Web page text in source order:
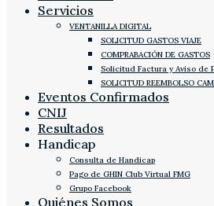
Servicios
VENTANILLA DIGITAL
SOLICITUD GASTOS VIAJE
COMPRABACIÓN DE GASTOS
Solicitud Factura y Aviso de
SOLICITUD REEMBOLSO
Eventos Confirmados
CNIJ
Resultados
Handicap
Consulta de Handicap
Pago de GHIN Club Virtual FMG
Grupo Facebook
Quiénes Somos